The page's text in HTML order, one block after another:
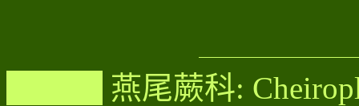
燕尾蕨科: